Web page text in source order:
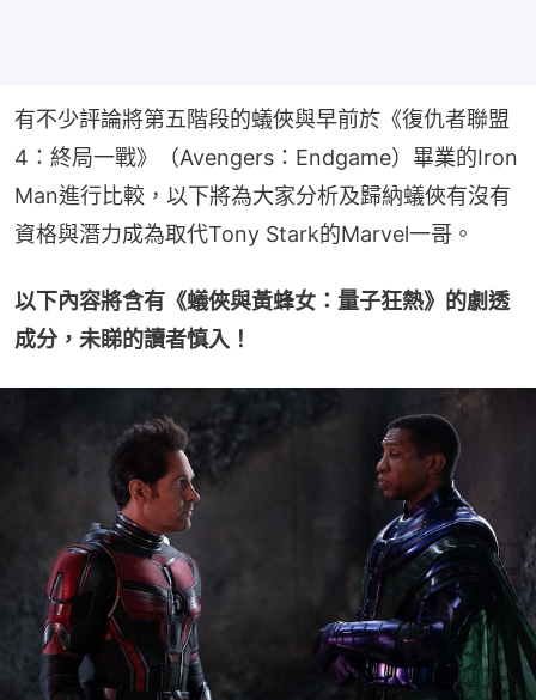
有不少評論將第五階段的蟻俠與早前於《復仇者聯盟
4：終局一戰》（Avengers：Endgame）畢業的Iron
Man進行比較，以下將為大家分析及歸納蟻俠有沒有
資格與潛力成為取代Tony Stark的Marvel一哥。
以下內容將含有《蟻俠與黃蜂女：量子狂熱》的劇透
成分，未睇的讀者慎入！